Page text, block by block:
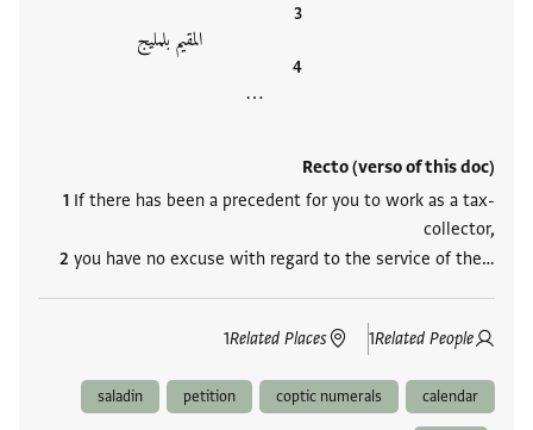
المقيم بلمليج
…
Recto (verso of this doc)
If there has been a precedent for you to work as a tax-
collector,
you have no excuse with regard to the service of the…
Related People
1
Related Places
1
calendar
coptic numerals
petition
saladin